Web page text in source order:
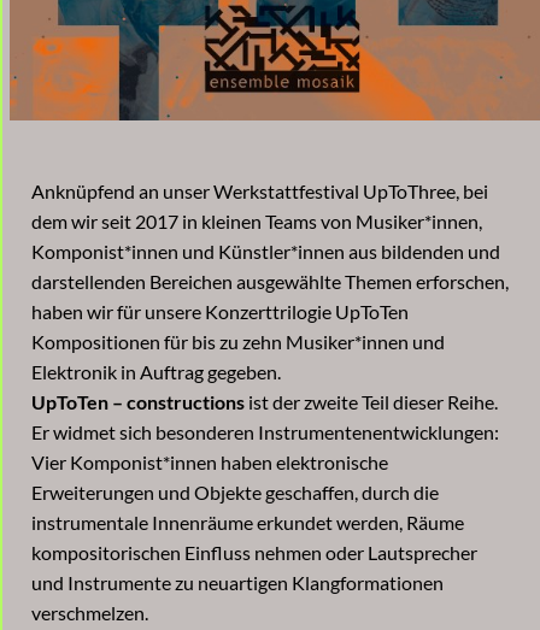
Anknüpfend an unser Werkstattfestival UpToThree, bei
dem wir seit 2017 in kleinen Teams von Musiker*innen,
Komponist*innen und Künstler*innen aus bildenden und
darstellenden Bereichen ausgewählte Themen erforschen,
haben wir für unsere Konzerttrilogie UpToTen
Kompositionen für bis zu zehn Musiker*innen und
Elektronik in Auftrag gegeben.
UpToTen – constructions ist der zweite Teil dieser Reihe.
Er widmet sich besonderen Instrumentenentwicklungen:
Vier Komponist*innen haben elektronische
Erweiterungen und Objekte geschaffen, durch die
instrumentale Innenräume erkundet werden, Räume
kompositorischen Einfluss nehmen oder Lautsprecher
und Instrumente zu neuartigen Klangformationen
verschmelzen.